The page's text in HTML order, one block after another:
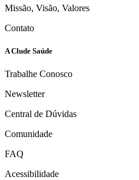
Missão, Visão, Valores
Contato
A Clude Saúde
Trabalhe Conosco
Newsletter
Central de Dúvidas
Comunidade
FAQ
Acessibilidade